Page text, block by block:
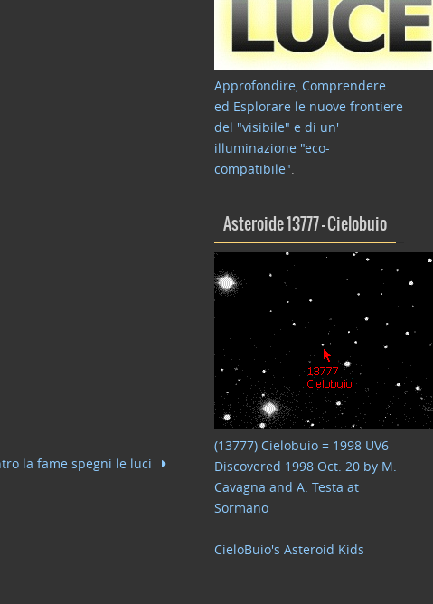
la fame spegni le luci
Approfondire, Comprendere
ed Esplorare le nuove frontiere
del "visibile" e di un'
illuminazione "eco-
compatibile".
Asteroide 13777 – Cielobuio
(13777) Cielobuio = 1998 UV6
Discovered 1998 Oct. 20 by M.
Cavagna and A. Testa at
Sormano
CieloBuio's Asteroid Kids